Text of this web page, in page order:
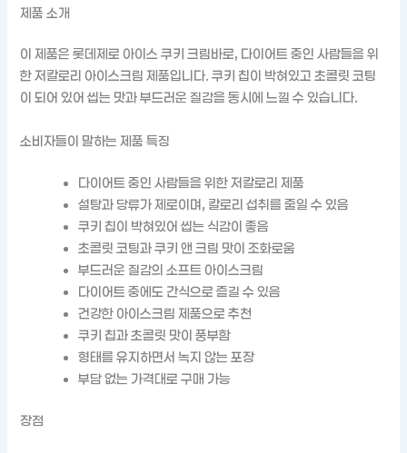
제품 소개
이 제품은 롯데제로 아이스 쿠키 크림바로, 다이어트 중인 사람들을 위
한 저칼로리 아이스크림 제품입니다. 쿠키 칩이 박혀있고 초콜릿 코팅
이 되어 있어 씹는 맛과 부드러운 질감을 동시에 느낄 수 있습니다.
소비자들이 말하는 제품 특징
다이어트 중인 사람들을 위한 저칼로리 제품
설탕과 당류가 제로이며, 칼로리 섭취를 줄일 수 있음
쿠키 칩이 박혀있어 씹는 식감이 좋음
초콜릿 코팅과 쿠키 앤 크림 맛이 조화로움
부드러운 질감의 소프트 아이스크림
다이어트 중에도 간식으로 즐길 수 있음
건강한 아이스크림 제품으로 추천
쿠키 칩과 초콜릿 맛이 풍부함
형태를 유지하면서 녹지 않는 포장
부담 없는 가격대로 구매 가능
장점